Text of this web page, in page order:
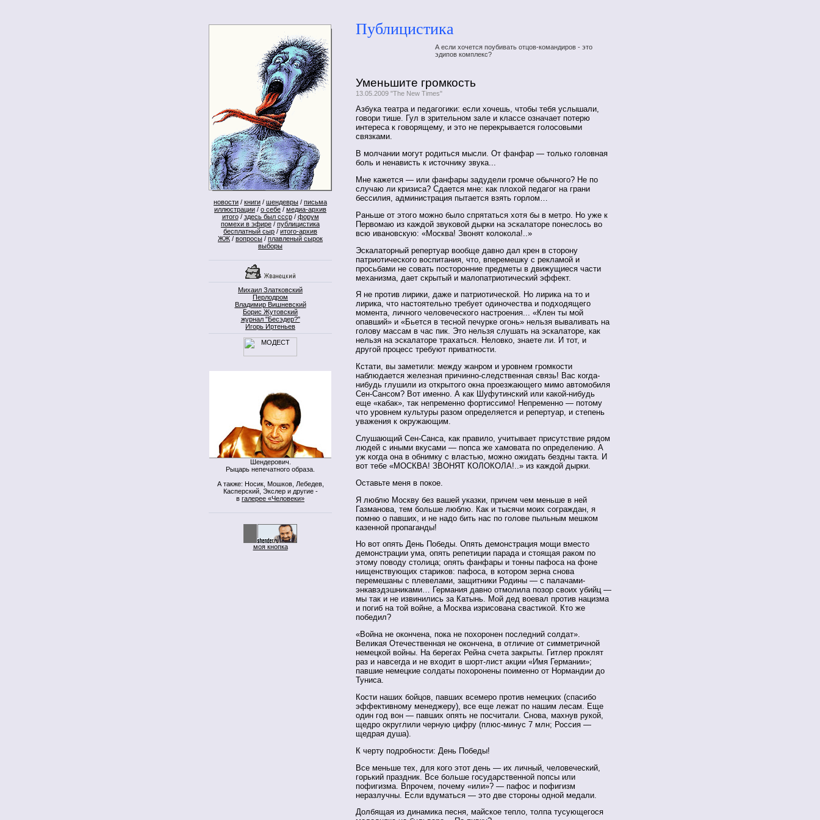
новости / книги / шендевры / письма
иллюстрации / о себе / медиа-архив
итого/ здесь был ссср/ форум
помехи в эфире / публицистика
бесплатный сыр / итого-архив
ЖЖ / вопросы / плавленый сырок
выборы
Михаил Златковский
Перлодром
Владимир Вишневский
Борис Жутовский
журнал "Бесэдер?"
Игорь Иртеньев
Шендерович.
Рыцарь непечатного образа.
А также: Носик, Мошков, Лебедев,
Касперский, Экслер и другие -
в галерее «Человеки»
моя кнопка
Публицистика
А если хочется поубивать отцов-командиров - это
эдипов комплекс?
Уменьшите громкость
13.05.2009 "The New Times"
Азбука театра и педагогики: если хочешь, чтобы тебя услышали,
говори тише. Гул в зрительном зале и классе означает потерю
интереса к говорящему, и это не перекрывается голосовыми
связками.
В молчании могут родиться мысли. От фанфар — только головная
боль и ненависть к источнику звука...
Мне кажется — или фанфары задудели громче обычного? Не по
случаю ли кризиса? Сдается мне: как плохой педагог на грани
бессилия, администрация пытается взять горлом…
Раньше от этого можно было спрятаться хотя бы в метро. Но уже к
Первомаю из каждой звуковой дырки на эскалаторе понеслось во
всю ивановскую: «Москва! Звонят колокола!..»
Эскалаторный репертуар вообще давно дал крен в сторону
патриотического воспитания, что, вперемешку с рекламой и
просьбами не совать посторонние предметы в движущиеся части
механизма, дает скрытый и малопатриотический эффект.
Я не против лирики, даже и патриотической. Но лирика на то и
лирика, что настоятельно требует одиночества и подходящего
момента, личного человеческого настроения... «Клен ты мой
опавший» и «Бьется в тесной печурке огонь» нельзя вываливать на
голову массам в час пик. Это нельзя слушать на эскалаторе, как
нельзя на эскалаторе трахаться. Неловко, знаете ли. И тот, и
другой процесс требуют приватности.
Кстати, вы заметили: между жанром и уровнем громкости
наблюдается железная причинно-следственная связь! Вас когда-
нибудь глушили из открытого окна проезжающего мимо автомобиля
Сен-Сансом? Вот именно. А как Шуфутинский или какой-нибудь
еще «кабак», так непременно фортиссимо! Непременно — потому
что уровнем культуры разом определяется и репертуар, и степень
уважения к окружающим.
Слушающий Сен-Санса, как правило, учитывает присутствие рядом
людей с иными вкусами — попса же хамовата по определению. А
уж когда она в обнимку с властью, можно ожидать бездны такта. И
вот тебе «МОСКВА! ЗВОНЯТ КОЛОКОЛА!..» из каждой дырки.
Оставьте меня в покое.
Я люблю Москву без вашей указки, причем чем меньше в ней
Газманова, тем больше люб­лю. Как и тысячи моих сограждан, я
помню о павших, и не надо бить нас по голове пыльным мешком
казенной пропаганды!
Но вот опять День Победы. Опять демонст­рация мощи вместо
демонстрации ума, опять репетиции парада и стоящая раком по
этому поводу столица; опять фанфары и тонны пафоса на фоне
нищенствующих стариков: пафоса, в котором зерна снова
перемешаны с плевелами, защитники Родины — с палачами-
энкавэдэшниками… Германия давно отмолила позор своих убийц —
мы так и не извинились за Катынь. Мой дед воевал против нацизма
и погиб на той войне, а Москва изрисована свастикой. Кто же
победил?
«Война не окончена, пока не похоронен пос­ледний солдат».
Великая Отечественная не окончена, в отличие от симметричной
немецкой войны. На берегах Рейна счета закрыты. Гитлер проклят
раз и навсегда и не входит в шорт-лист акции «Имя Германии»;
павшие немецкие солдаты похоронены поименно от Нормандии до
Туниса.
Кости наших бойцов, павших всемеро против немецких (спасибо
эффективному менеджеру), все еще лежат по нашим лесам. Еще
один год вон — павших опять не посчитали. Снова, махнув рукой,
щедро округлили черную цифру (плюс-минус 7 млн; Россия —
щедрая душа).
К черту подробности: День Победы!
Все меньше тех, для кого этот день — их личный, человеческий,
горький праздник. Все больше государственной попсы или
пофигизма. Впрочем, почему «или»? — пафос и пофигизм
неразлучны. Если вдуматься — это две стороны одной медали.
Долбящая из динамика песня, майское тепло, толпа тусующегося